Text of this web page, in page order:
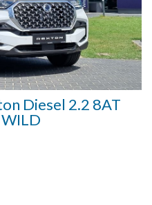
Diesel 2.2 8AT